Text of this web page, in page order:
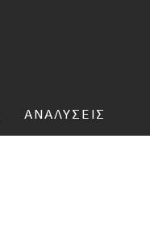
ΑΝΑΛΥΣΕΙΣ